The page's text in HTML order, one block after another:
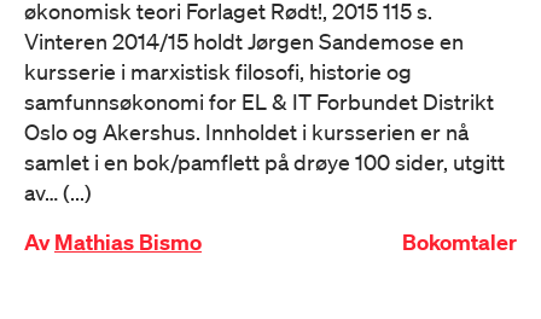
økonomisk teori Forlaget Rødt!, 2015 115 s.
Vinteren 2014/15 holdt Jørgen Sandemose en
kursserie i marxistisk filosofi, historie og
samfunnsøkonomi for EL & IT Forbundet Distrikt
Oslo og Akershus. Innholdet i kursserien er nå
samlet i en bok/pamflett på drøye 100 sider, utgitt
av… (...)
AvMathias Bismo Bokomtaler